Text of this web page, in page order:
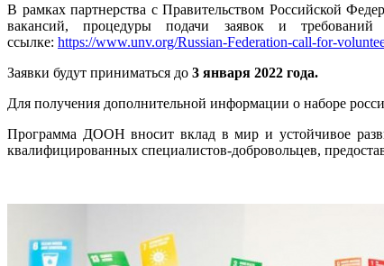
В рамках партнерства с Правительством Российской
вакансий, процедуры подачи заявок и
ссылке: https://www.unv.org/Russian-Federation-call-for-
Заявки будут приниматься до 3 января 2022 года.
Для получения дополнительной информации о наборе
Программа ДООН вносит вклад в мир и устойчивое
квалифицированных специалистов-добровольцев,